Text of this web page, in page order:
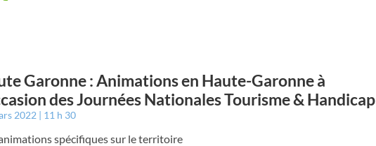
Garonne : Animations en Haute-Garonne à
des Journées Nationales Tourisme & Handicap
2022 11 h 30
spécifiques sur le territoire